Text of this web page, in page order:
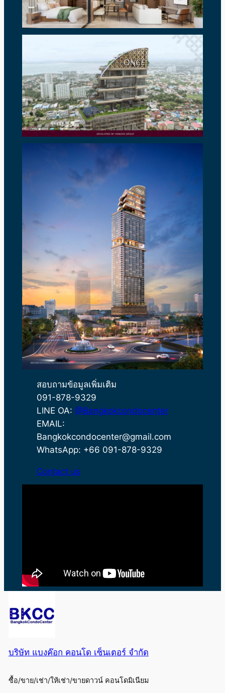
สอบถามข้อมูลเพิ่มเติม
091-878-9329
LINE OA: @Bangkokcondocenter
EMAIL:
Bangkokcondocenter@gmail.com
WhatsApp: +66 091-878-9329
Contact us
บริษัท แบงค๊อก คอนโด เซ็นเตอร์ จำกัด
ซื้อ/ขาย/เช่า/ให้เช่า/ขายดาวน์ คอนโดมิเนียม